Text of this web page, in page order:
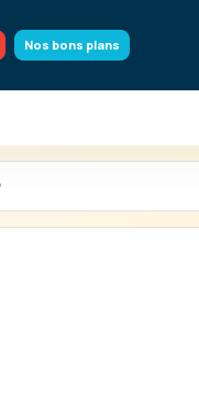
Nos bons plans